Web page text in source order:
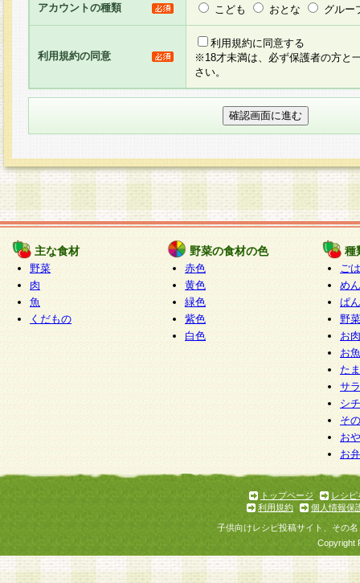
た全ての会員に対して本サービスの依頼をすると
りま す。
3.当社は、会員の事前の承諾を得ることなく、当
方 法・手段にて、本規約を任意に制定、変更ま
きるものとします。改定後の本規約等は、本規約
に掲示したときに、その 他の諸規定については
てその効力を生じるものとします。
4.本規約は、会員登録希望者による会員登録手続
の当社による会員登録の承認が完了した時点で会
たものとみなされ、会員に対して適用されるもの
5.当社がお聞きする個人情報は、すべて会員登録
で提 供いただいたものと考えております。従っ
自らの個人情報の提供を希望されない場合には、
をお預かりいたしません が、提供されないこと
商品やサービス等をご利用いただけない場合があ
了承ください。
6.当社は、お客様から当社が保有している個人情
加・ 利用停止等を求められた場合には、ご本人
て確認できた場合に限り、法令に準拠して合理的
いただきます。なお、開示 請求等の請求先は個
ります。
1.会員とは、本規約等を承諾のうえ、当社所定の
了し、当社が承認した者、グループとします。な
が以下に該当する場合は会員登録をすることがで
アカウントの種類 こども おとな グルー
利用規約の同意
利用規約に同意する
※18才未満は、必ず保護者の方と
さい。
主な食材
野菜
肉
魚
くだもの
野菜の食材の色
赤色
黄色
緑色
紫色
白色
種
ご
めん
ぱん
野
お
お
た
サ
シ
そ
お
お
トップページ
レシピ
利用規約
個人情報保
子供向けレシピ投稿サイト、その
Copyright